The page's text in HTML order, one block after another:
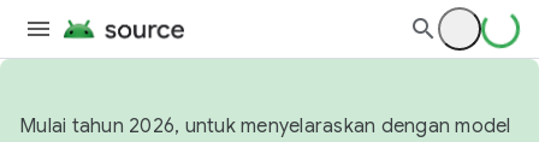
Mulai tahun 2026, untuk menyelaraskan dengan model